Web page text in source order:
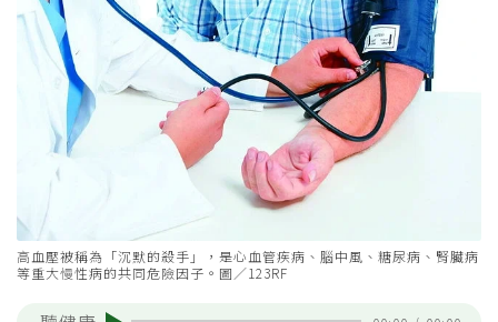
高血壓被稱為「沉默的殺手」，是心血管疾病、腦中風、糖尿病、腎臟病
等重大慢性病的共同危險因子。圖／123RF